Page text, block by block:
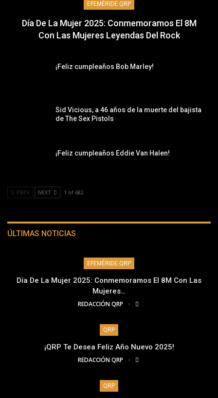
EFEMÉRIDE QRP
Día De La Mujer 2025: Conmemoramos El 8M
Con Las Mujeres Leyendas Del Rock
¡Feliz cumpleaños Bob Marley!
Sid Vicious, a 46 años de la muerte del bajista
de The Sex Pistols
¡Feliz cumpleaños Eddie Van Halen!
PREV NEXT 1 of 682
ÚLTIMAS NOTICIAS
EFEMÉRIDE QRP
Día De La Mujer 2025: Conmemoramos El 8M Con Las
Mujeres…
REDACCIÓN QRP
QRP
¡QRP Te Desea Feliz Año Nuevo 2025!
REDACCIÓN QRP
QRP